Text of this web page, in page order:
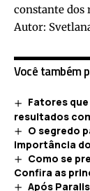
constante dos
Autor:
Você também
Fatores
resultados
O segredo
importância
Como se
Confira as
Após